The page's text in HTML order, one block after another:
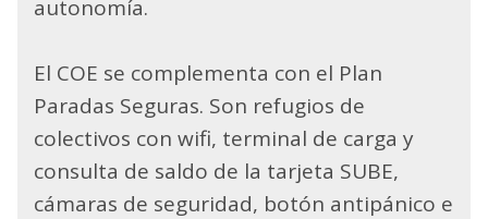
autonomía.
El COE se complementa con el Plan
Paradas Seguras. Son refugios de
colectivos con wifi, terminal de carga y
consulta de saldo de la tarjeta SUBE,
cámaras de seguridad, botón antipánico e